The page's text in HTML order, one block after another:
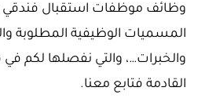
وظائف موظفات استقبال
المسميات الوظيفية المطلوبة
والخبرات…، والتي نفصلها لكم
القادمة فتابع معنا.